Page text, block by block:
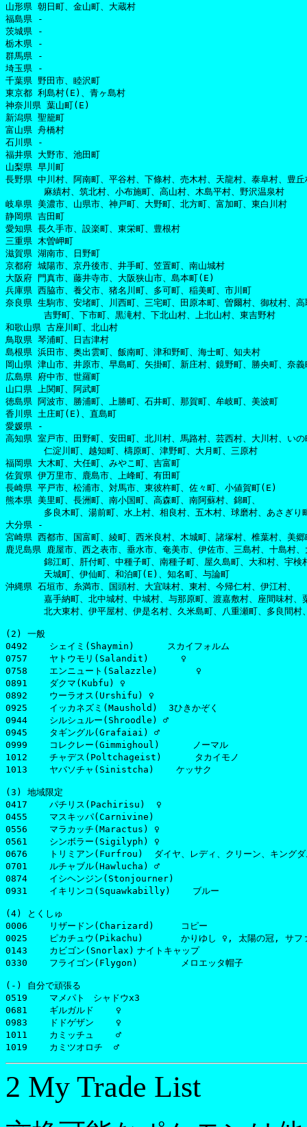
山形県 朝日町、金山町、大蔵村
福島県 -
茨城県 -
栃木県 -
群馬県 -
埼玉県 -
千葉県 野田市、睦沢町
東京都 利島村(E)、青ヶ島村
神奈川県 葉山町(E)
新潟県 聖籠町
富山県 舟橋村
石川県 -
福井県 大野市、池田町
山梨県 早川町
長野県 中川村、阿南町、平谷村、下條村、売木村、天龍村、泰阜村、豊
       麻績村、筑北村、小布施町、高山村、木島平村、野沢温泉村
岐阜県 美濃市、山県市、神戸町、大野町、北方町、富加町、東白川村
静岡県 吉田町
愛知県 長久手市、設楽町、東栄町、豊根村
三重県 木曽岬町
滋賀県 湖南市、日野町
京都府 城陽市、京丹後市、井手町、笠置町、南山城村
大阪府 門真市、藤井寺市、大阪狭山市、島本町(E)
兵庫県 西脇市、養父市、猪名川町、多可町、稲美町、市川町
奈良県 生駒市、安堵町、川西町、三宅町、田原本町、曽爾村、御杖村、
       吉野町、下市町、黒滝村、下北山村、上北山村、東吉野村
和歌山県 古座川町、北山村
鳥取県 琴浦町、日吉津村
島根県 浜田市、奥出雲町、飯南町、津和野町、海士町、知夫村
岡山県 津山市、井原市、早島町、矢掛町、新庄村、鏡野町、勝央町、奈
広島県 府中市、世羅町
山口県 上関町、阿武町
徳島県 阿波市、勝浦町、上勝町、石井町、那賀町、牟岐町、美波町
香川県 土庄町(E)、直島町
愛媛県 -
高知県 室戸市、田野町、安田町、北川村、馬路村、芸西村、大川村、いの
       仁淀川町、越知町、檮原町、津野町、大月町、三原村
福岡県 大木町、大任町、みやこ町、吉富町
佐賀県 伊万里市、鹿島市、上峰町、有田町
長崎県 平戸市、松浦市、対馬市、東彼杵町、佐々町、小値賀町(E)
熊本県 美里町、長洲町、南小国町、高森町、南阿蘇村、錦町、
多良木町、湯前町、水上村、相良村、五木村、球磨村、あさぎり
大分県 -
宮崎県 西都市、国富町、綾町、西米良村、木城町、諸塚村、椎葉村、美
鹿児島県 鹿屋市、西之表市、垂水市、奄美市、伊佐市、三島村、十島村
錦江町、肝付町、中種子町、南種子町、屋久島町、大和村、宇検
       天城町、伊仙町、和泊町(E)、知名町、与論町
沖縄県 石垣市、糸満市、国頭村、大宜味村、東村、今帰仁村、伊江村、
嘉手納町、北中城村、中城村、与那原町、渡嘉敷村、座間味村、
北大東村、伊平屋村、伊是名村、久米島町、八重瀬町、多良間村
(2) 一般
0492	シェイミ(Shaymin)      スカイフォルム
0757	ヤトウモリ(Salandit)	♀
0758	エンニュート(Salazzle)       ♀
0891	ダクマ(Kubfu) ♀
0892	ウーラオス(Urshifu) ♀
0925	イッカネズミ(Maushold)  3ひきかぞく
0944	シルシュルー(Shroodle) ♂
0945	タギングル(Grafaiai) ♂
0999	コレクレー(Gimmighoul)      ノーマル
1012	チャデス(Poltchageist)      タカイモノ
1013	ヤバソチャ(Sinistcha)    ケッサク
(3) 地域限定
0417	パチリス(Pachirisu)  ♀
0455	マスキッパ(Carnivine)
0556	マラカッチ(Maractus) ♀
0561	シンボラー(Sigilyph) ♀
0676	トリミアン(Furfrou)  ダイヤ、レディ、クリーン、キングダム
0701	ルチャブル(Hawlucha) ♂
0874	イシヘンジン(Stonjourner)
0931	イキリンコ(Squawkabilly)    ブルー
(4) とくしゅ
0006	リザードン(Charizard)	コピー
0025	ピカチュウ(Pikachu)	かりゆし ♀, 太陽の冠, サファリ, そらをとぶ沖縄, マスクド, 紫色冠, ドクター, バティック, そらをとぶバリ島, 発掘シカゴ, サッカーインドネシア
0143	カビゴン(Snorlax)	ナイトキャップ
0330	フライゴン(Flygon)	メロエッタ帽子
(-) 自分で頑張る
0519	マメパト	シャドウx3
0681	ギルガルド    ♀
0983	ドドゲザン    ♀
1011	カミッチュ    ♂
2 My Trade List